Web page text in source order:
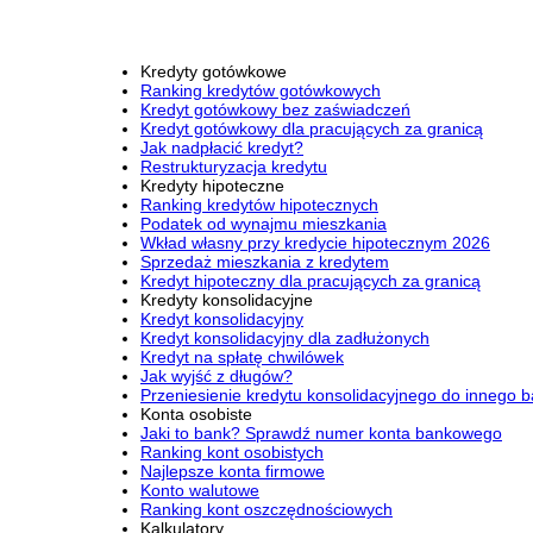
Kredyty gotówkowe
Ranking kredytów gotówkowych
Kredyt gotówkowy bez zaświadczeń
Kredyt gotówkowy dla pracujących za granicą
Jak nadpłacić kredyt?
Restrukturyzacja kredytu
Kredyty hipoteczne
Ranking kredytów hipotecznych
Podatek od wynajmu mieszkania
Wkład własny przy kredycie hipotecznym 2026
Sprzedaż mieszkania z kredytem
Kredyt hipoteczny dla pracujących za granicą
Kredyty konsolidacyjne
Kredyt konsolidacyjny
Kredyt konsolidacyjny dla zadłużonych
Kredyt na spłatę chwilówek
Jak wyjść z długów?
Przeniesienie kredytu konsolidacyjnego do innego
Konta osobiste
Jaki to bank? Sprawdź numer konta bankowego
Ranking kont osobistych
Najlepsze konta firmowe
Konto walutowe
Ranking kont oszczędnościowych
Kalkulatory